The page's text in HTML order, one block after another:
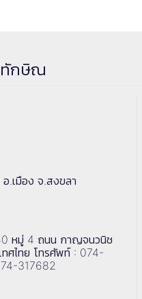
ทักษิณ
.เมือง จ.สงขลา
หมู่ 4 ถนน กาญจนวนิช
ทศไทย โทรศัพท์ : 074-
317682